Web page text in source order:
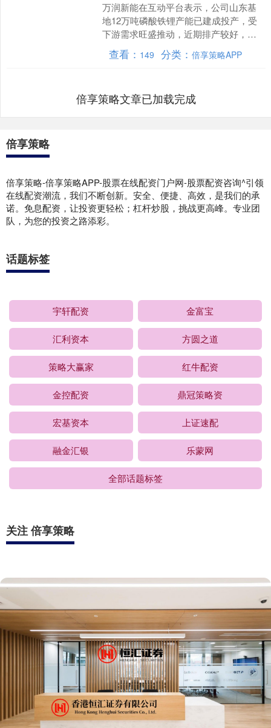
万润新能在互动平台表示，公司山东基
地12万吨磷酸铁锂产能已建成投产，受
下游需求旺盛推动，近期排产较好，产
能利用率水平较高。 举报 第一财经广告
合作，请点击这里此....
查看： 149 分类：倍享策略APP
倍享策略文章已加载完成
倍享策略
倍享策略-倍享策略APP-股票在线配资门户网-股票配资咨询^引领
在线配资潮流，我们不断创新。安全、便捷、高效，是我们的承
诺。免息配资，让投资更轻松；杠杆炒股，挑战更高峰。专业团
队，为您的投资之路添彩。
话题标签
宇轩配资 金富宝
汇利资本 方圆之道
策略大赢家 红牛配资
金控配资 鼎冠策略资
宏基资本 上证速配
融金汇银 乐蒙网
全部话题标签
关注 倍享策略